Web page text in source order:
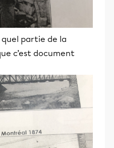
quel partie de la
c’est document